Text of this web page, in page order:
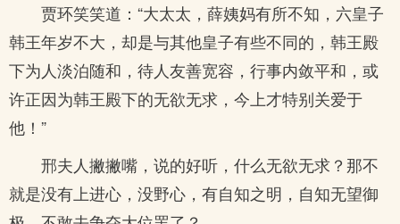
贾环笑笑道：“大太太，薛姨妈有所不知，六皇子
韩王年岁不大，却是与其他皇子有些不同的，韩王殿
下为人淡泊随和，待人友善宽容，行事内敛平和，或
许正因为韩王殿下的无欲无求，今上才特别关爱于
他！”
邢夫人撇撇嘴，说的好听，什么无欲无求？那不
就是没有上进心，没野心，有自知之明，自知无望御